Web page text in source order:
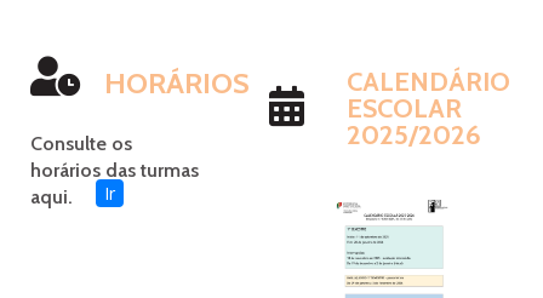
HORÁRIOS
Consulte os
horários das turmas
aqui.
Ir
CALENDÁRIO
ESCOLAR
2025/2026